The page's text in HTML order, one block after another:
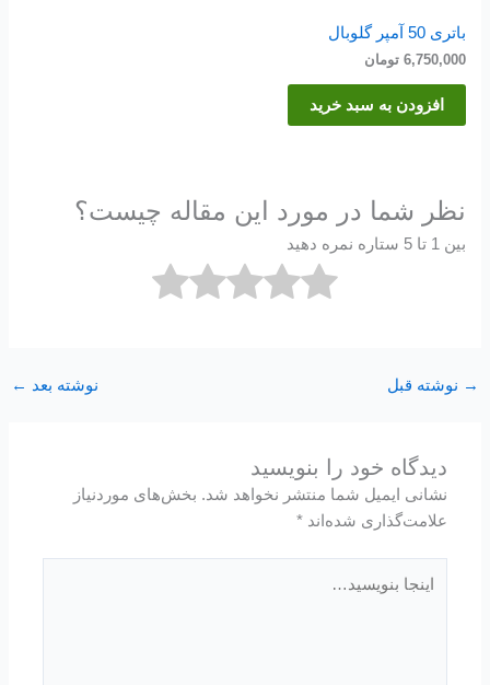
باتری 50 آمپر گلوبال
6,750,000 تومان
افزودن به سبد خرید
نظر شما در مورد این مقاله چیست؟
بین 1 تا 5 ستاره نمره دهید
→ نوشته قبل نوشته بعد ←
دیدگاه‌ خود را بنویسید
نشانی ایمیل شما منتشر نخواهد شد. بخش‌های موردنیاز
علامت‌گذاری شده‌اند*
بنویسید…